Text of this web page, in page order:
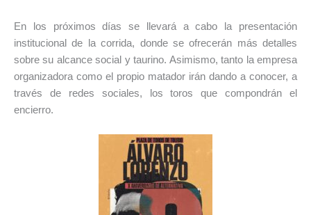
En los próximos días se llevará a cabo la presentación
institucional de la corrida, donde se ofrecerán más detalles
sobre su alcance social y taurino. Asimismo, tanto la empresa
organizadora como el propio matador irán dando a conocer, a
través de redes sociales, los toros que compondrán el
encierro.